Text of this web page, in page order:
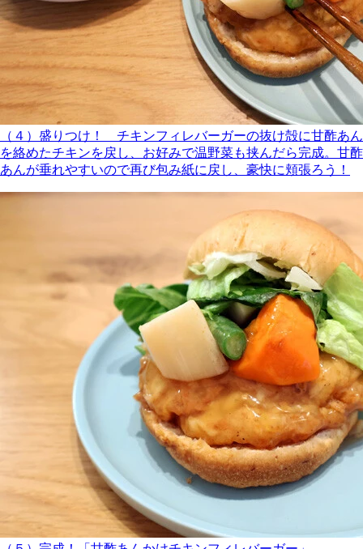
（４）盛りつけ！ チキンフィレバーガーの抜け殻に甘酢あん
を絡めたチキンを戻し、お好みで温野菜も挟んだら完成。甘酢
あんが垂れやすいので再び包み紙に戻し、豪快に頬張ろう！